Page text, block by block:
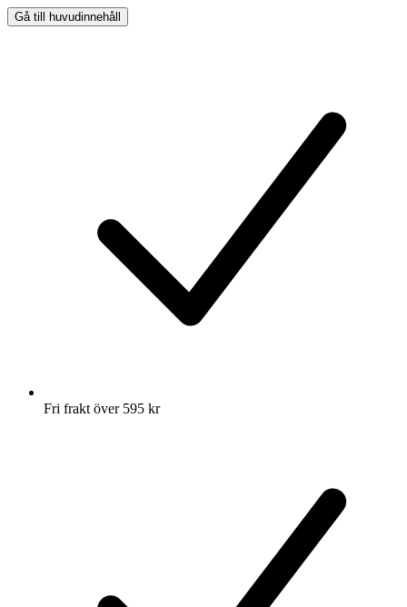
Gå till huvudinnehåll
Fri frakt över 595 kr